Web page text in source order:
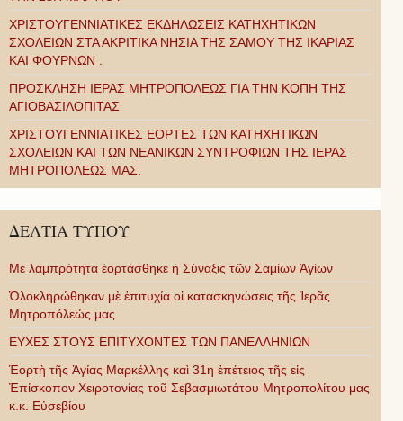
ΧΡΙΣΤΟΥΓΕΝΝΙΑΤΙΚΕΣ ΕΚΔΗΛΩΣΕΙΣ ΚΑΤΗΧΗΤΙΚΩΝ
ΣΧΟΛΕΙΩΝ ΣΤΑ ΑΚΡΙΤΙΚΑ ΝΗΣΙΑ ΤΗΣ ΣΑΜΟΥ ΤΗΣ ΙΚΑΡΙΑΣ
ΚΑΙ ΦΟΥΡΝΩΝ .
ΠΡΟΣΚΛΗΣΗ ΙΕΡΑΣ ΜΗΤΡΟΠΟΛΕΩΣ ΓΙΑ ΤΗΝ ΚΟΠΗ ΤΗΣ
ΑΓΙΟΒΑΣΙΛΟΠΙΤΑΣ
ΧΡΙΣΤΟΥΓΕΝΝΙΑΤΙΚΕΣ ΕΟΡΤΕΣ ΤΩΝ ΚΑΤΗΧΗΤΙΚΩΝ
ΣΧΟΛΕΙΩΝ ΚΑΙ ΤΩΝ ΝΕΑΝΙΚΩΝ ΣΥΝΤΡΟΦΙΩΝ ΤΗΣ ΙΕΡΑΣ
ΜΗΤΡΟΠΟΛΕΩΣ ΜΑΣ.
ΔΕΛΤΙΑ ΤΥΠΟΥ
Με λαμπρότητα ἑορτάσθηκε ἡ Σύναξις τῶν Σαμίων Ἁγίων
Ὁλοκληρώθηκαν μὲ ἐπιτυχία οἱ κατασκηνώσεις τῆς Ἱερᾶς
Μητροπόλεώς μας
ΕΥΧΕΣ ΣΤΟΥΣ ΕΠΙΤΥΧΟΝΤΕΣ ΤΩΝ ΠΑΝΕΛΛΗΝΙΩΝ
Ἑορτὴ τῆς Ἁγίας Μαρκέλλης καὶ 31η ἐπέτειος τῆς εἰς
Ἐπίσκοπον Χειροτονίας τοῦ Σεβασμιωτάτου Μητροπολίτου μας
κ.κ. Εὐσεβίου